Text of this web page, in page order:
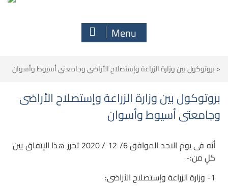
Menu
<بروتوكول بين وزارة الزراعة وإستصلاح الأراضى وجامعتى أسيوط وأسوان
بروتوكول بين وزارة الزراعة وإستصلاح الأراضى
وجامعتى أسيوط وأسوان
أنه فى يوم الاحد الموافق 6/ 12 / 2020 تحرر هذا الإتفاق بين
كلٍ من:-
1- وزارة الزراعة وإستصلاح الأراضى: